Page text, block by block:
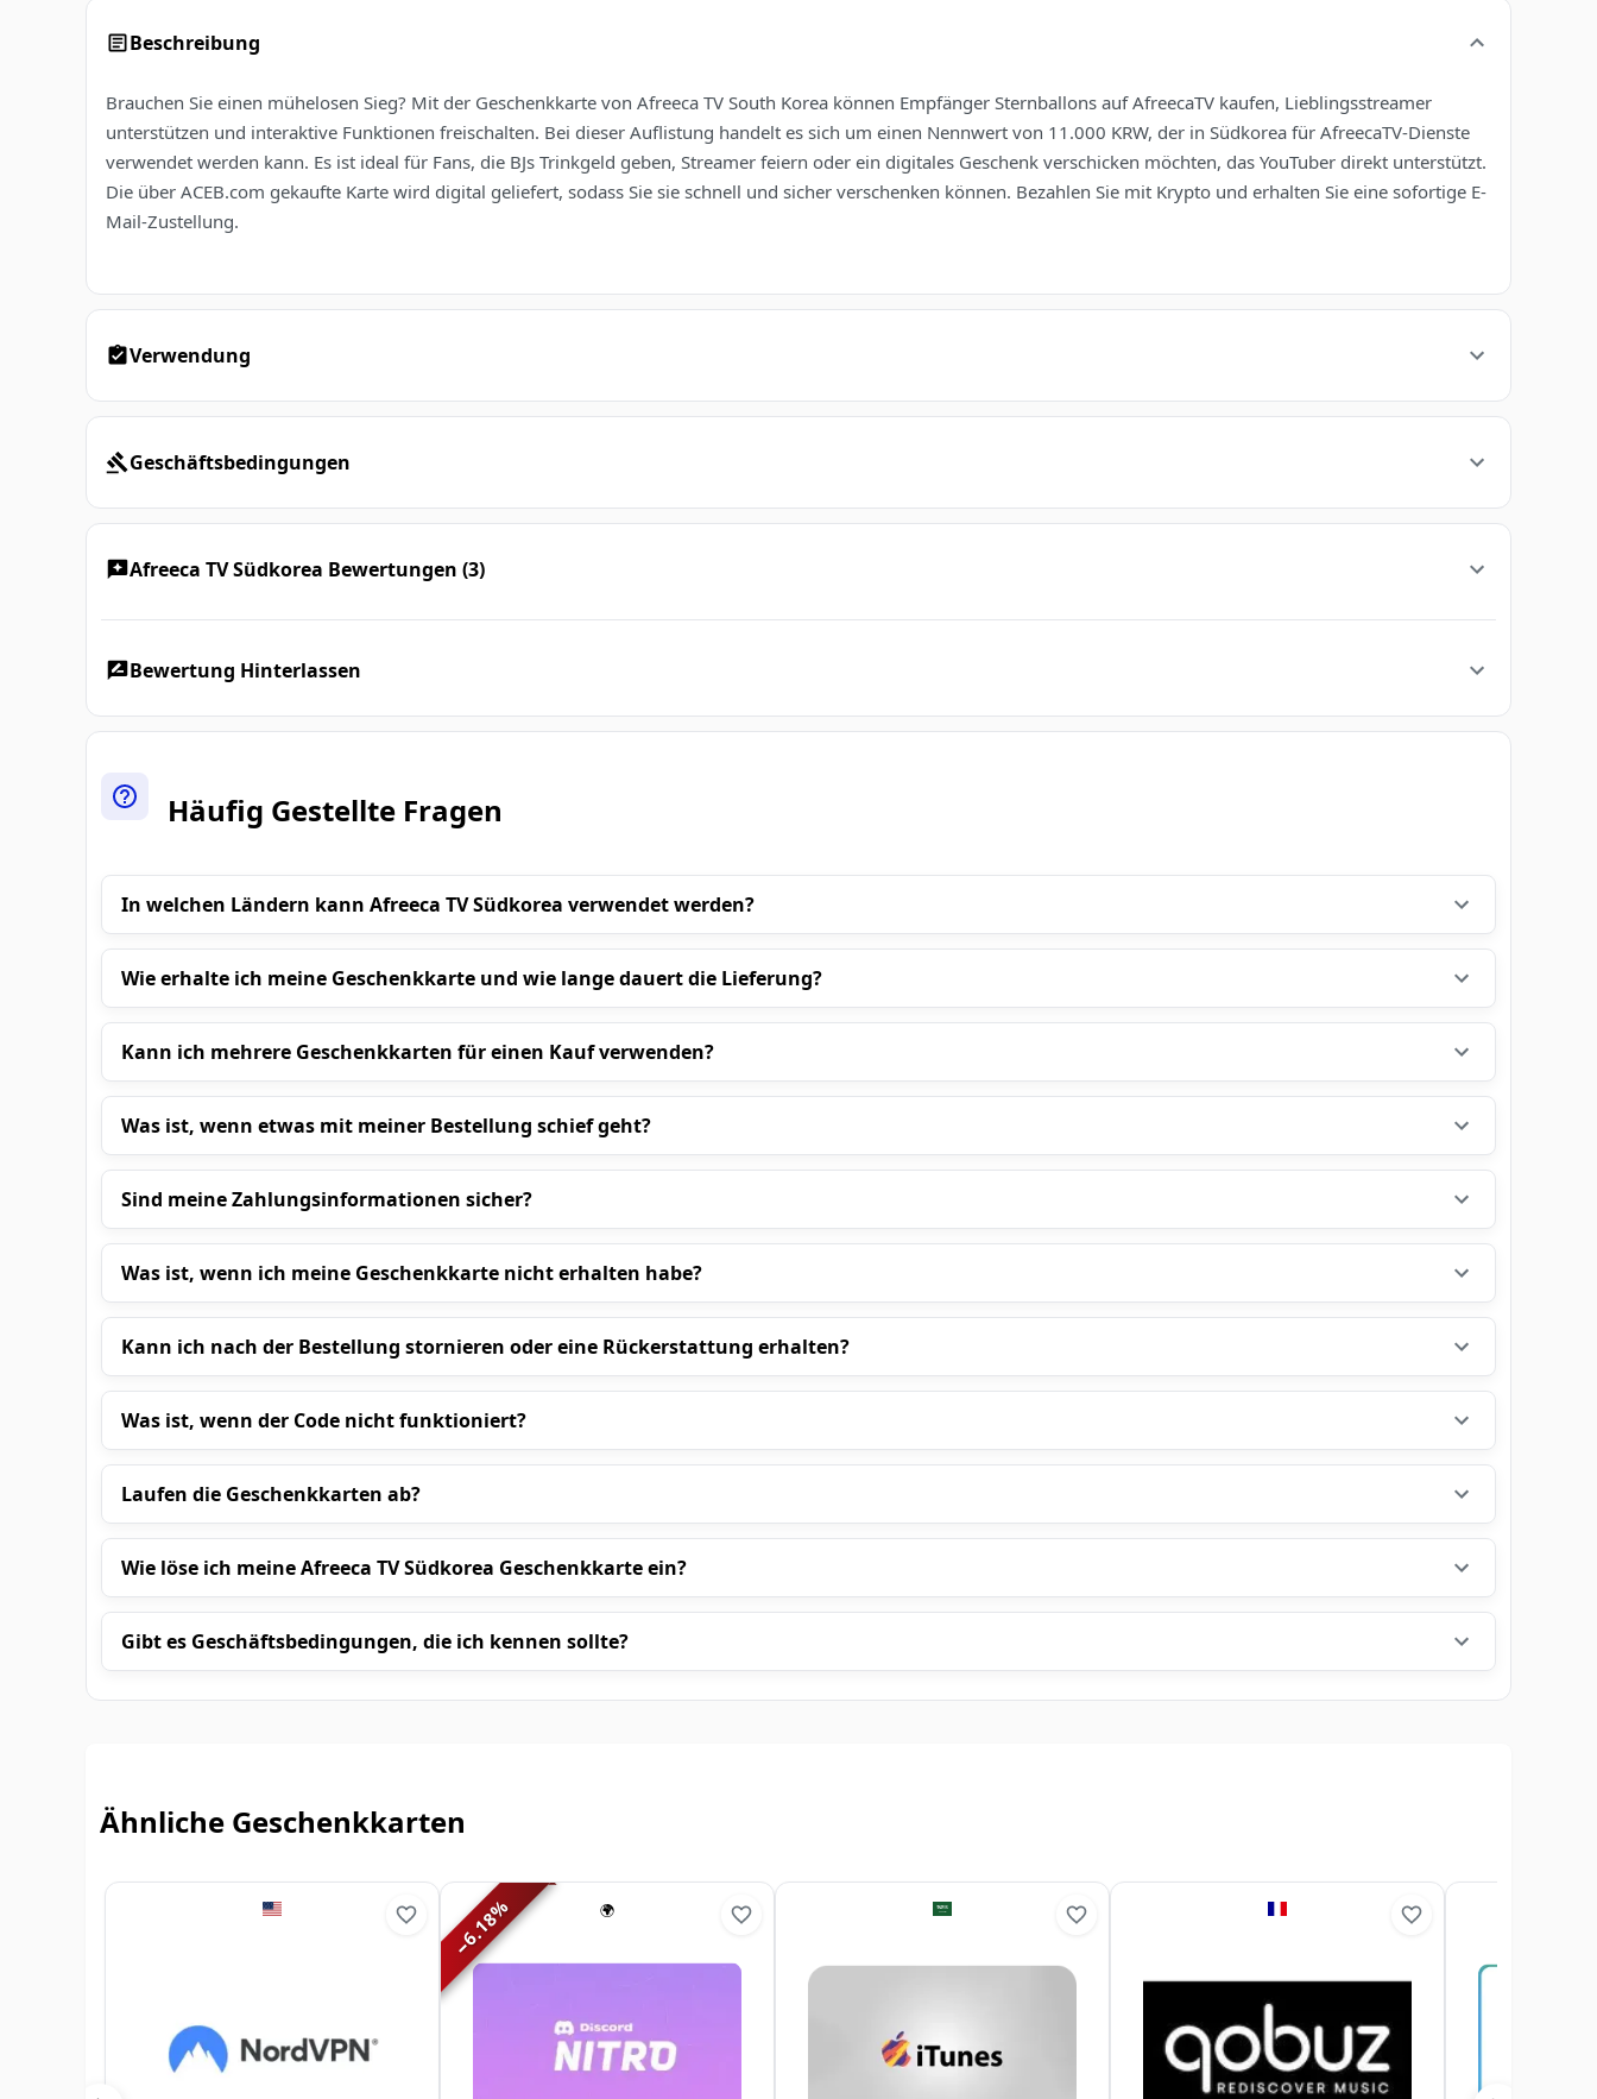
Beschreibung
Brauchen Sie einen mühelosen Sieg? Mit der Geschenkkarte von Afreeca TV South Korea können Empfänger Sternballons auf AfreecaTV kaufen, Lieblingsstreamer
unterstützen und interaktive Funktionen freischalten. Bei dieser Auflistung handelt es sich um einen Nennwert von 11.000 KRW, der in Südkorea für AfreecaTV-Dienste
verwendet werden kann. Es ist ideal für Fans, die BJs Trinkgeld geben, Streamer feiern oder ein digitales Geschenk verschicken möchten, das YouTuber direkt unterstützt.
Die über ACEB.com gekaufte Karte wird digital geliefert, sodass Sie sie schnell und sicher verschenken können. Bezahlen Sie mit Krypto und erhalten Sie eine sofortige E-
Mail-Zustellung.
Verwendung
Geschäftsbedingungen
Afreeca TV Südkorea Bewertungen (3)
Bewertung Hinterlassen
Häufig Gestellte Fragen
In welchen Ländern kann Afreeca TV Südkorea verwendet werden?
Wie erhalte ich meine Geschenkkarte und wie lange dauert die Lieferung?
Kann ich mehrere Geschenkkarten für einen Kauf verwenden?
Was ist, wenn etwas mit meiner Bestellung schief geht?
Sind meine Zahlungsinformationen sicher?
Was ist, wenn ich meine Geschenkkarte nicht erhalten habe?
Kann ich nach der Bestellung stornieren oder eine Rückerstattung erhalten?
Was ist, wenn der Code nicht funktioniert?
Laufen die Geschenkkarten ab?
Wie löse ich meine Afreeca TV Südkorea Geschenkkarte ein?
Gibt es Geschäftsbedingungen, die ich kennen sollte?
Ähnliche Geschenkkarten
🌍
−
6.18
%